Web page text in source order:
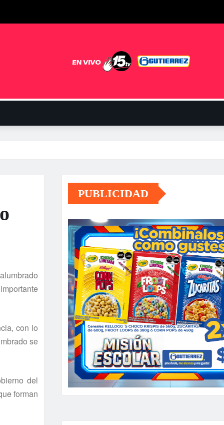
con lo
se
del
forman
PUBLICIDAD